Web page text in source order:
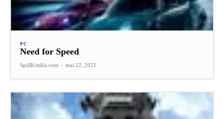
PC
Need for Speed
SpillKritikk.com - mai 22, 2021